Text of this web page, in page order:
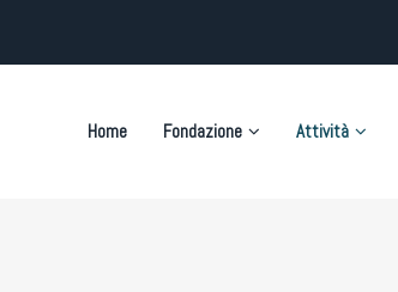
Home Fondazione Attività